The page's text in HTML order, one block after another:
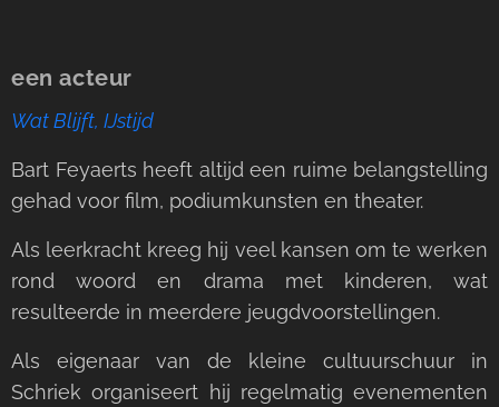
een acteur
Wat Blijft, IJstijd
Bart Feyaerts heeft altijd een ruime belangstelling
gehad voor film, podiumkunsten en theater.
Als leerkracht kreeg hij veel kansen om te werken
rond woord en drama met kinderen, wat
resulteerde in meerdere jeugdvoorstellingen.
Als eigenaar van de kleine cultuurschuur in
Schriek organiseert hij regelmatig evenementen